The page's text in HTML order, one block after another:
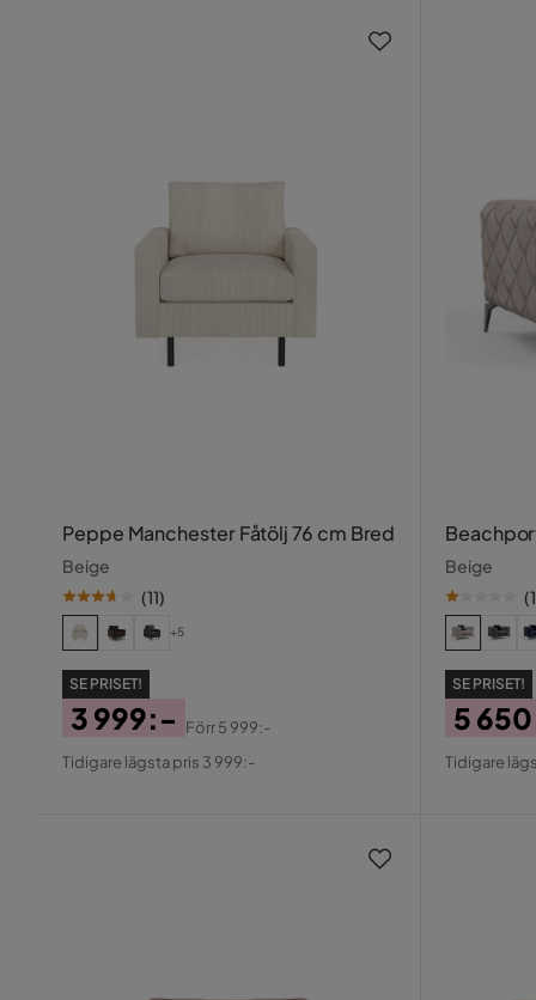
Peppe Manchester Fåtölj 76 cm Bred
Beige
(11)
+5
SE PRISET!
Pris
3 999:-
Original
Förr5 999:-
Tidigare lägsta pris 3 999:-
Beige
(1
SE PRISET!
Pris
5
Tidigare